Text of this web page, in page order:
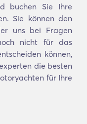
buchen Sie Ihre
Sie können den
uns bei Fragen
nicht für das
können,
die besten
für Ihre